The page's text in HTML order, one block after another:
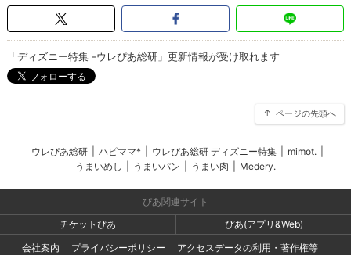
「ディズニー特集 -ウレぴあ総研」更新情報が受け取れます
ページの先頭へ
ウレぴあ総研 ハピママ* ウレぴあ総研 ディズニー特集 mimot.
うまいめし
うまいパン うまい肉 Medery.
ぴあ関連サイト
チケットぴあ
ぴあ(アプリ&Web)
会社案内
プライバシーポリシー
アクセスデータの利用・著作権等